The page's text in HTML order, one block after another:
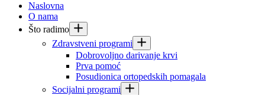
Naslovna
O nama
Što radimo
Zdravstveni programi
Dobrovoljno darivanje krvi
Prva pomoć
Posudionica ortopedskih pomagala
Socijalni programi